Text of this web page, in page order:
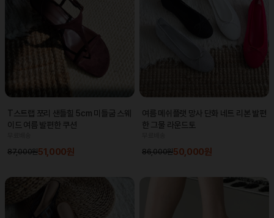
T스트랩 쪼리 샌들힐 5cm 미들굽 스웨
이드 여름 발편한 쿠션
87,000원51,000원
여름 메쉬플랫 망사 단화 네트 리본 발편
한 그물 라운드토
86,000원50,000원